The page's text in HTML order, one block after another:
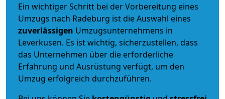
Ein wichtiger Schritt bei der Vorbereitung eines
Umzugs nach Radeburg ist die Auswahl eines
zuverlässigen Umzugsunternehmens in
Leverkusen. Es ist wichtig, sicherzustellen, dass
das Unternehmen über die erforderliche
Erfahrung und Ausrüstung verfügt, um den
Umzug erfolgreich durchzuführen.